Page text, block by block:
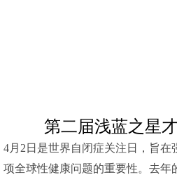
第二届浅蓝之星
4月2日是世界自闭症关注日，旨在
项全球性健康问题的重要性。去年